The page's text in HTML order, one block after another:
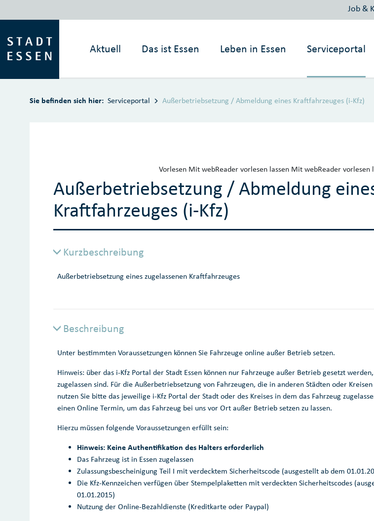
Job &
Aktuell Das ist Essen Leben in Essen Serviceportal
Sie befinden sich hier: Serviceportal Außerbetriebsetzung / Abmeldung eines Kraftfahrzeuges (i-Kfz)
Vorlesen Mit webReader vorlesen lassen Mit webReader vorlesen
Außerbetriebsetzung / Abmeldung
Kraftfahrzeuges (i-Kfz)
Kurzbeschreibung
Außerbetriebsetzung eines zugelassenen Kraftfahrzeuges
Beschreibung
Unter bestimmten Voraussetzungen können Sie Fahrzeuge online außer Betrieb setzen.
Hinweis: über das i-Kfz Portal der Stadt Essen können nur Fahrzeuge außer Betrieb gesetzt
zugelassen sind. Für die Außerbetriebsetzung von Fahrzeugen, die in anderen Städten oder Kreisen
nutzen Sie bitte das jeweilige i-Kfz Portal der Stadt oder des Kreises in dem das Fahrzeug
einen Online Termin, um das Fahrzeug bei uns vor Ort außer Betrieb setzen zu lassen.
Hierzu müssen folgende Voraussetzungen erfüllt sein:
Hinweis: Keine Authentifikation des Halters erforderlich
Das Fahrzeug ist in Essen zugelassen
Zulassungsbescheinigung Teil I mit verdecktem Sicherheitscode (ausgestellt ab dem
Die Kfz-Kennzeichen verfügen über Stempelplaketten mit verdeckten Sicherheitscodes
01.01.2015)
Nutzung der Online-Bezahldienste (Kreditkarte oder Paypal)